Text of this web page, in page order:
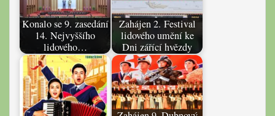
Konalo se 9. zasedání
14. Nejvyššího
lidového…
Zahájen 2. Festival
lidového umění ke
Dni zářící hvězdy